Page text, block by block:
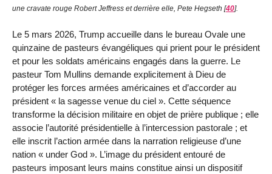
une cravate rouge Robert Jeffress et derrière elle, Pete Hegseth [40].
Le 5 mars 2026, Trump accueille dans le bureau Ovale une
quinzaine de pasteurs évangéliques qui prient pour le président
et pour les soldats américains engagés dans la guerre. Le
pasteur Tom Mullins demande explicitement à Dieu de
protéger les forces armées américaines et d’accorder au
président « la sagesse venue du ciel ». Cette séquence
transforme la décision militaire en objet de prière publique ; elle
associe l’autorité présidentielle à l’intercession pastorale ; et
elle inscrit l’action armée dans la narration religieuse d’une
nation « under God ». L’image du président entouré de
pasteurs imposant leurs mains constitue ainsi un dispositif